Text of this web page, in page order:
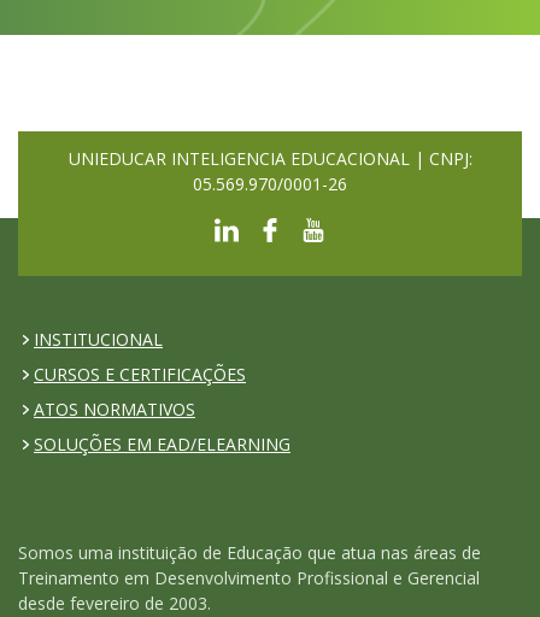
UNIEDUCAR INTELIGENCIA EDUCACIONAL | CNPJ:
05.569.970/0001-26
INSTITUCIONAL
CURSOS E CERTIFICAÇÕES
ATOS NORMATIVOS
SOLUÇÕES EM EAD/ELEARNING
Somos uma instituição de Educação que atua nas áreas de
Treinamento em Desenvolvimento Profissional e Gerencial
desde fevereiro de 2003.